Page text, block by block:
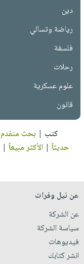
دين
رياضة وتسالي
فلسفة
رحلات
علوم عسكرية
قانون
كتب | بحث متقدم
حديثاً |الأكثر مبيعاً |
عن نيل وفرات
عن الشركة
سياسة الشركة
فيديوهات
انشر كتابك